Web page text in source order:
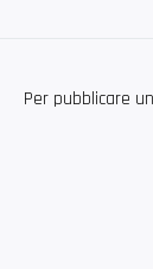
Per pubblicare